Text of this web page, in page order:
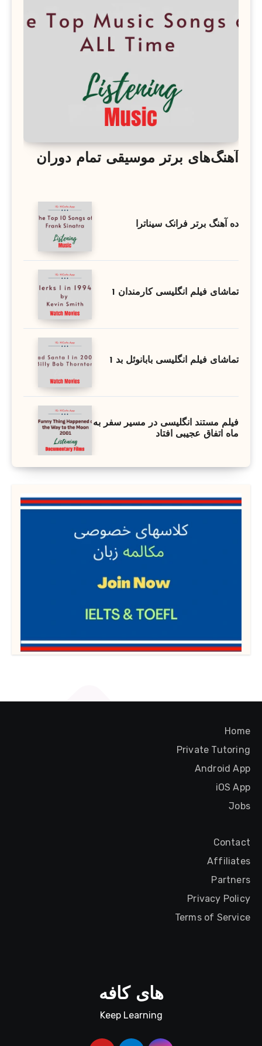
آهنگ‌های برتر موسیقی تمام دوران
ده آهنگ برتر فرانک سیناترا
تماشای فیلم انگلیسی کارمندان 1
تماشای فیلم انگلیسی بابانوئل بد 1
فیلم مستند انگلیسی در مسیر سفر به
ماه اتفاق عجیبی افتاد
Home
Private Tutoring
Android App
iOS App
Jobs
Contact
Affiliates
Partners
Privacy Policy
Terms of Service
های کافه
Keep Learning